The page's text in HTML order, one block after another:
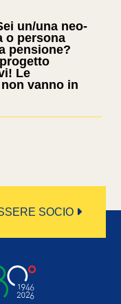
un/una neo-
o persona
pensione?
Le
vanno in
SOCIO